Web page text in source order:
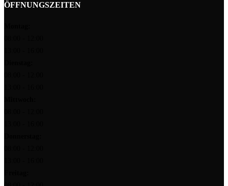
ÖFFNUNGSZEITEN